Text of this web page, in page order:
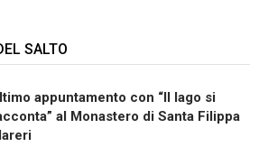
SALTO
appuntamento con “Il lago si
al Monastero di Santa Filippa